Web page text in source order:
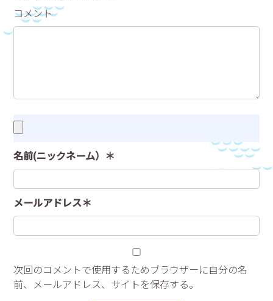
コメント
名前(ニックネーム）＊
メールアドレス＊
次回のコメントで使用するためブラウザーに自分の名
前、メールアドレス、サイトを保存する。